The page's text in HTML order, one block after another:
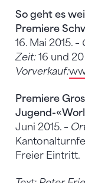
So geht es
Premiere
16. Mai 2015. –
Zeit: 16 und 20
Vorverkauf:
Premiere
Jugend-
Juni 2015. –
Freier Eintritt.